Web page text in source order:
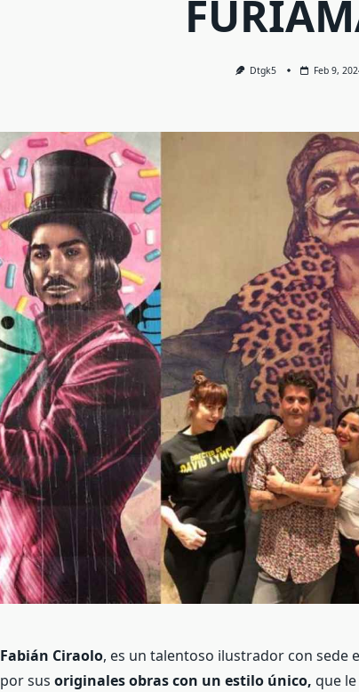
Dtgk5 Feb 9,
Fabián Ciraolo, es un talentoso ilustrador con sede
por sus originales obras con un estilo único, que